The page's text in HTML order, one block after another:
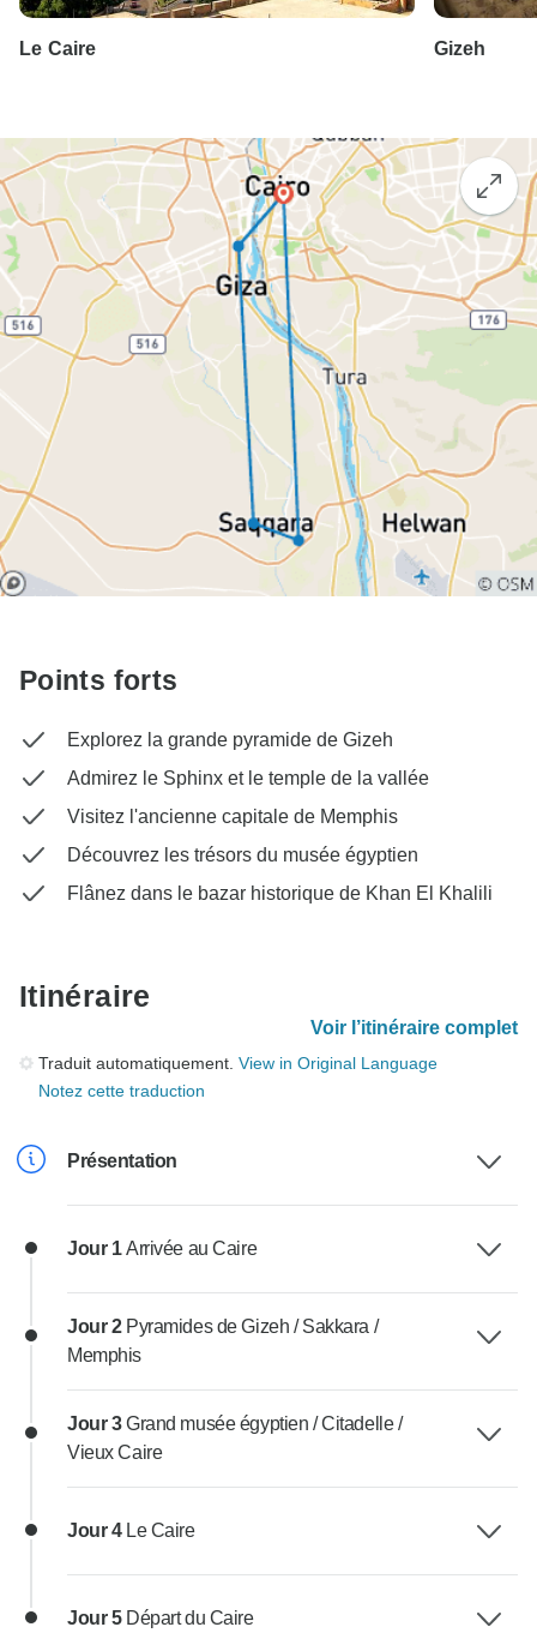
Le Caire Gizeh
Points forts
Explorez la grande pyramide de Gizeh
Admirez le Sphinx et le temple de la vallée
Visitez l'ancienne capitale de Memphis
Découvrez les trésors du musée égyptien
Flânez dans le bazar historique de Khan El Khalili
Itinéraire
Voir l’itinéraire complet
Traduit automatiquement. View in Original Language
Notez cette traduction
Présentation
Jour 1Arrivée au Caire
Jour 2 Pyramides de Gizeh / Sakkara /
Memphis
Jour 3Grand musée égyptien / Citadelle /
Vieux Caire
Jour 4 Le Caire
Jour 5 Départ du Caire